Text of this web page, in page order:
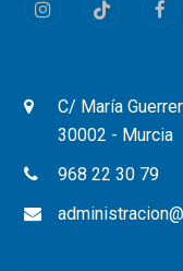
InstagramTiktok
C/ María
30002 - Murcia
968 22 30 79